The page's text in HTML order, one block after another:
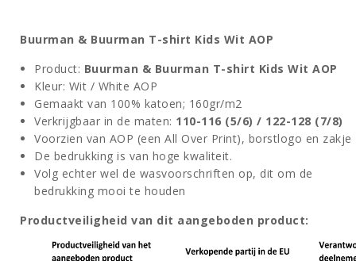
Buurman & Buurman T-shirt Kids Wit AOP
Product: Buurman & Buurman T-shirt Kids Wit AOP
Kleur: Wit / White AOP
Gemaakt van 100% katoen; 160gr/m2
Verkrijgbaar in de maten: 110-116 (5/6) / 122-128 (7/8)
Voorzien van AOP (een All Over Print), borstlogo en zakje
De bedrukking is van hoge kwaliteit.
Volg echter wel de wasvoorschriften op, dit om de
bedrukking mooi te houden
Productveiligheid van dit aangeboden product: